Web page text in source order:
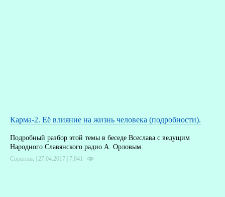
Карма-2. Её влияние на жизнь человека (подробности).
Подробный разбор этой темы в беседе Всеслава с ведущим
Народного Славянского радио А. Орловым.
Соратник | 27.04.2017 | 7,841